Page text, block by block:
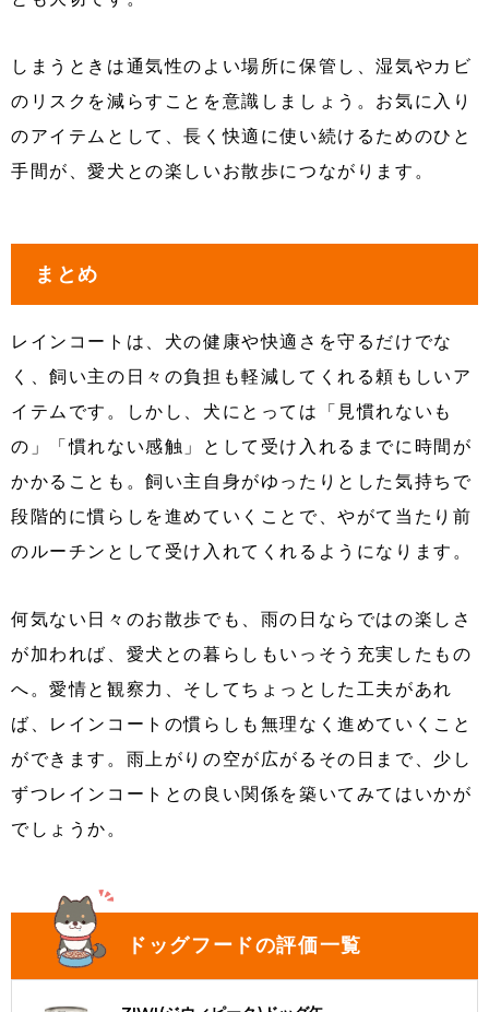
しまうときは通気性のよい場所に保管し、湿気やカビ
のリスクを減らすことを意識しましょう。お気に入り
のアイテムとして、長く快適に使い続けるためのひと
手間が、愛犬との楽しいお散歩につながります。
まとめ
レインコートは、犬の健康や快適さを守るだけでな
く、飼い主の日々の負担も軽減してくれる頼もしいア
イテムです。しかし、犬にとっては「見慣れないも
の」「慣れない感触」として受け入れるまでに時間が
かかることも。飼い主自身がゆったりとした気持ちで
段階的に慣らしを進めていくことで、やがて当たり前
のルーチンとして受け入れてくれるようになります。
何気ない日々のお散歩でも、雨の日ならではの楽しさ
が加われば、愛犬との暮らしもいっそう充実したもの
へ。愛情と観察力、そしてちょっとした工夫があれ
ば、レインコートの慣らしも無理なく進めていくこと
ができます。雨上がりの空が広がるその日まで、少し
ずつレインコートとの良い関係を築いてみてはいかが
でしょうか。
ドッグフードの評価一覧